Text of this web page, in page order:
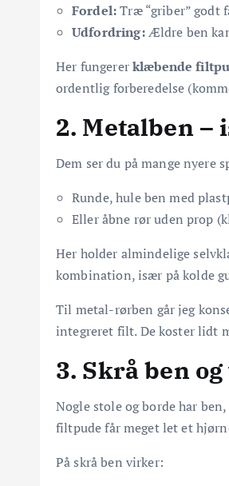
Fordel:Træ “griber” godt
Udfordring:Ældre ben
Her fungererklæbende
ordentlig forberedelse
2. Metalben
Dem ser du på mange nyere
Runde, hule ben med
Eller åbne rør uden prop
Her holder almindelige
kombination, især på kolde
Til metal-rørben går jeg
integreret filt. De koster lidt
3. Skrå ben
Nogle stole og borde har
filtpude får meget let et
På skrå ben virker: